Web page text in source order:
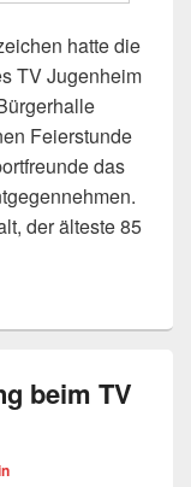
hatte die
TV Jugenheim
Feierstunde
das
der älteste 85
2016
beim TV